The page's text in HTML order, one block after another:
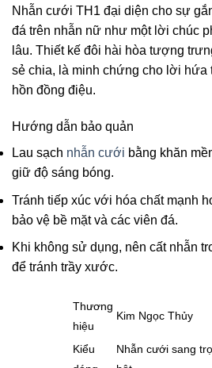
Nhẫn cưới TH1 đại diện cho sự
đá trên nhẫn nữ như một lời chúc
lâu. Thiết kế đôi hài hòa tượng
sẻ chia, là minh chứng cho lời hứa
hồn đồng điệu.
Hướng dẫn bảo quản
Lau sạch nhẫn cưới bằng khăn
giữ độ sáng bóng.
Tránh tiếp xúc với hóa chất mạnh
bảo vệ bề mặt và các viên đá.
Khi không sử dụng, nên cất nhẫn
để tránh trầy xước.
Thương
hiệu
Kim Ngọc Thủy
Kiểu
Nhẫn cưới sang